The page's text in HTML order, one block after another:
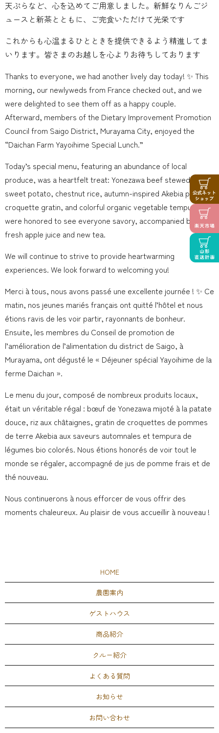
天ぷらなど、心を込めてご用意しました。新鮮なりんごジ
ュースと新茶とともに、ご完食いただけて光栄です
これからも心温まるひとときを提供できるよう精進してま
いります。皆さまのお越しを心よりお待ちしております
Thanks to everyone, we had another lively day today! ✨ This
morning, our newlyweds from France checked out, and we
were delighted to see them off as a happy couple.
Afterward, members of the Dietary Improvement Promotion
Council from Saigo District, Murayama City, enjoyed the
“Daichan Farm Yayoihime Special Lunch.” ️
Today’s special menu, featuring an abundance of local
produce, was a heartfelt treat: Yonezawa beef stewed in
sweet potato, chestnut rice, autumn-inspired Akebia potato
croquette gratin, and colorful organic vegetable tempura. We
were honored to see everyone savory, accompanied by
fresh apple juice and new tea.
We will continue to strive to provide heartwarming
experiences. We look forward to welcoming you!
Merci à tous, nous avons passé une excellente journée ! ✨ Ce
matin, nos jeunes mariés français ont quitté l’hôtel et nous
étions ravis de les voir partir, rayonnants de bonheur.
Ensuite, les membres du Conseil de promotion de
l’amélioration de l’alimentation du district de Saigo, à
Murayama, ont dégusté le « Déjeuner spécial Yayoihime de la
ferme Daichan ». ️
Le menu du jour, composé de nombreux produits locaux,
était un véritable régal : bœuf de Yonezawa mijoté à la patate
douce, riz aux châtaignes, gratin de croquettes de pommes
de terre Akebia aux saveurs automnales et tempura de
légumes bio colorés. Nous étions honorés de voir tout le
monde se régaler, accompagné de jus de pomme frais et de
thé nouveau.
Nous continuerons à nous efforcer de vous offrir des
moments chaleureux. Au plaisir de vous accueillir à nouveau !
HOME
農園案内
ゲストハウス
商品紹介
クルー紹介
よくある質問
お知らせ
お問い合わせ